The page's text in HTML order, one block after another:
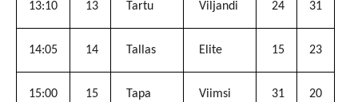
13:10 13 Tartu Viljandi 24 31
14:05 14 Tallas Elite 15 23
15:00 15 Tapa Viimsi 31 20